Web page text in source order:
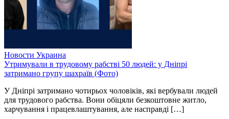
Новости Украина
Утримували в трудовому рабстві 50 людей: у Дніпрі
затримано групу шахраїв (Фото)
У Дніпрі затримано чотирьох чоловіків, які вербували людей
для трудового рабства. Вони обіцяли безкоштовне житло,
харчування і працевлаштування, але насправді […]